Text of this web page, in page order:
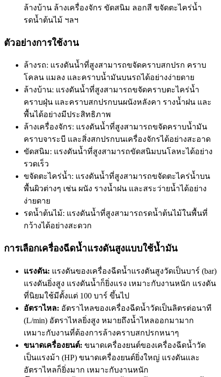
ล้างบ้าน ล้างเครื่องจักร ขัดสนิม ลอกสี ขจัดตะไคร่น้ำ
รดน้ำต้นไม้ ฯลฯ
ตัวอย่างการใช้งาน
ล้างรถ: แรงดันน้ำที่สูงสามารถขจัดคราบสกปรก คราบ
โคลน แมลง และคราบน้ำมันบนรถได้อย่างง่ายดาย
ล้างบ้าน: แรงดันน้ำที่สูงสามารถขจัดคราบตะไคร่น้ำ
คราบฝุ่น และคราบสกปรกบนผนังหลังคา รางน้ำฝน และ
พื้นได้อย่างมีประสิทธิภาพ
ล้างเครื่องจักร: แรงดันน้ำที่สูงสามารถขจัดคราบน้ำมัน
คราบจาระบี และสิ่งสกปรกบนเครื่องจักรได้อย่างสะอาด
ขัดสนิม: แรงดันน้ำที่สูงสามารถขัดสนิมบนโลหะได้อย่าง
รวดเร็ว
ขจัดตะไคร่น้ำ: แรงดันน้ำที่สูงสามารถขจัดตะไคร่น้ำบน
พื้นผิวต่างๆ เช่น ผนัง รางน้ำฝน และสระว่ายน้ำได้อย่าง
ง่ายดาย
รดน้ำต้นไม้: แรงดันน้ำที่สูงสามารถรดน้ำต้นไม้ในพื้นที่
กว้างได้อย่างสะดวก
การเลือกเครื่องฉีดน้ำแรงดันสูงแบบใช้น้ำมัน
แรงดัน: แรงดันของเครื่องฉีดน้ำแรงดันสูงวัดเป็นบาร์ (bar)
แรงดันยิ่งสูง แรงดันน้ำก็ยิ่งแรง เหมาะกับงานหนัก แรงดัน
ที่นิยมใช้มีตั้งแต่ 100 บาร์ ขึ้นไป
อัตราไหล: อัตราไหลของเครื่องฉีดน้ำวัดเป็นลิตรต่อนาที
(L/min) อัตราไหลยิ่งสูง หมายถึงน้ำไหลออกมามาก
เหมาะกับงานที่ต้องการล้างคราบสกปรกหนาๆ
ขนาดเครื่องยนต์: ขนาดเครื่องยนต์ของเครื่องฉีดน้ำวัด
เป็นแรงม้า (HP) ขนาดเครื่องยนต์ยิ่งใหญ่ แรงดันและ
อัตราไหลก็ยิ่งมาก เหมาะกับงานหนัก